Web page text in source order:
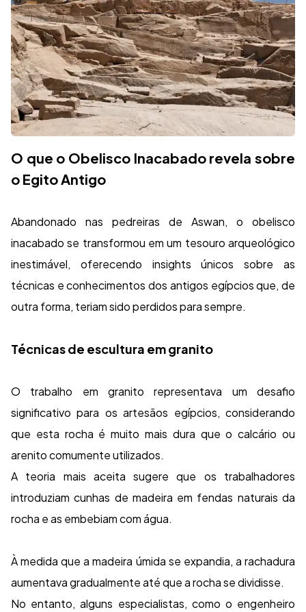
O que o Obelisco Inacabado revela sobre
o Egito Antigo
Abandonado nas pedreiras de Aswan, o obelisco
inacabado se transformou em um tesouro arqueológico
inestimável, oferecendo insights únicos sobre as
técnicas e conhecimentos dos antigos egípcios que, de
outra forma, teriam sido perdidos para sempre.
Técnicas de escultura em granito
O trabalho em granito representava um desafio
significativo para os artesãos egípcios, considerando
que esta rocha é muito mais dura que o calcário ou
arenito comumente utilizados.
A teoria mais aceita sugere que os trabalhadores
introduziam cunhas de madeira em fendas naturais da
rocha e as embebiam com água.
À medida que a madeira úmida se expandia, a rachadura
aumentava gradualmente até que a rocha se dividisse.
No entanto, alguns especialistas, como o engenheiro